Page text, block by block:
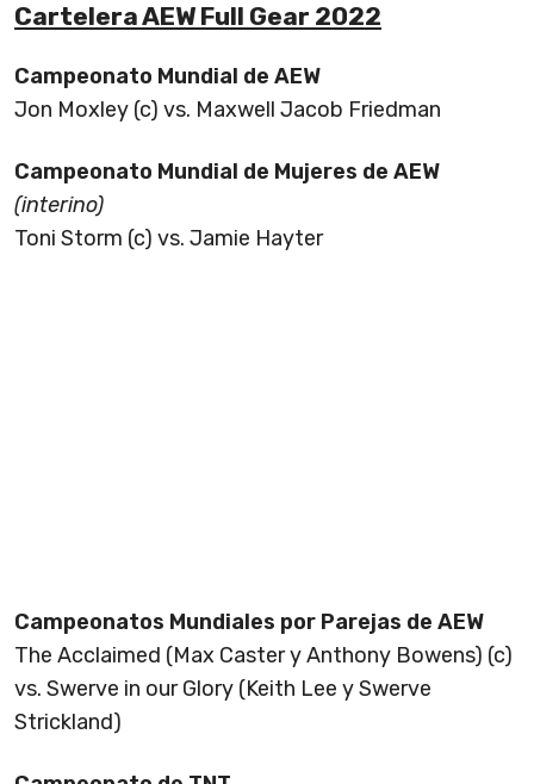
Cartelera AEW Full Gear 2022
Campeonato Mundial de AEW
Jon Moxley (c) vs. Maxwell Jacob Friedman
Campeonato Mundial de Mujeres de AEW
(interino)
Toni Storm (c) vs. Jamie Hayter
Campeonatos Mundiales por Parejas de AEW
The Acclaimed (Max Caster y Anthony Bowens) (c)
vs. Swerve in our Glory (Keith Lee y Swerve
Strickland)